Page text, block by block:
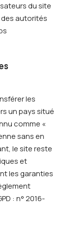
du site
autorités
les
un pays situé
comme «
sans en
le site reste
et
les garanties
: n° 2016-